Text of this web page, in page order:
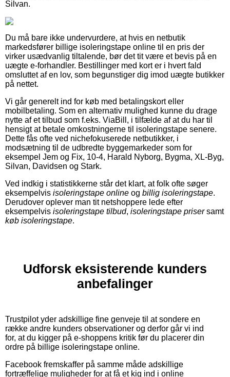
Silvan.
Du må bare ikke undervurdere, at hvis en netbutik
markedsfører billige isoleringstape online til en pris der
virker usædvanlig tiltalende, bør det tit være et bevis på en
uægte e-forhandler. Bestillinger med kort er i hvert fald
omsluttet af en lov, som begunstiger dig imod uægte butikker
på nettet.
Vi går generelt ind for køb med betalingskort eller
mobilbetaling. Som en alternativ mulighed kunne du drage
nytte af et tilbud som f.eks. ViaBill, i tilfælde af at du har til
hensigt at betale omkostningerne til isoleringstape senere.
Dette fås ofte ved nichefokuserede netbutikker, i
modsætning til de udbredte byggemarkeder som for
eksempel Jem og Fix, 10-4, Harald Nyborg, Bygma, XL-Byg,
Silvan, Davidsen og Stark.
Ved indkig i statistikkerne står det klart, at folk ofte søger
eksempelvis isoleringstape online og billig isoleringstape.
Derudover oplever man tit netshoppere lede efter
eksempelvis isoleringstape tilbud, isoleringstape prisersamt
køb isoleringstape.
Udforsk eksisterende kunders
anbefalinger
Trustpilot yder adskillige fine genveje til at sondere en
række andre kunders observationer og derfor går vi ind
for, at du kigger på e-shoppens kritik før du placerer din
ordre på billige isoleringstape online.
Facebook fremskaffer på samme måde adskillige
fortræffelige muligheder for at få et kig ind i online